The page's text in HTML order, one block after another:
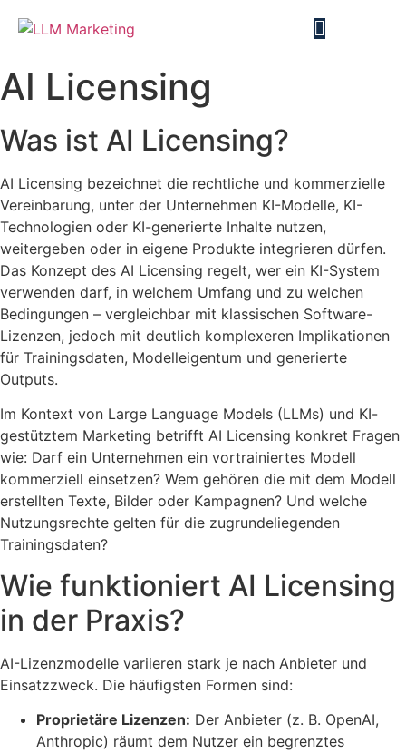
AI Licensing
Was ist AI Licensing?
AI Licensing bezeichnet die rechtliche und kommerzielle
Vereinbarung, unter der Unternehmen KI-Modelle, KI-
Technologien oder KI-generierte Inhalte nutzen,
weitergeben oder in eigene Produkte integrieren dürfen.
Das Konzept des AI Licensing regelt, wer ein KI-System
verwenden darf, in welchem Umfang und zu welchen
Bedingungen – vergleichbar mit klassischen Software-
Lizenzen, jedoch mit deutlich komplexeren Implikationen
für Trainingsdaten, Modelleigentum und generierte
Outputs.
Im Kontext von Large Language Models (LLMs) und KI-
gestütztem Marketing betrifft AI Licensing konkret Fragen
wie: Darf ein Unternehmen ein vortrainiertes Modell
kommerziell einsetzen? Wem gehören die mit dem Modell
erstellten Texte, Bilder oder Kampagnen? Und welche
Nutzungsrechte gelten für die zugrundeliegenden
Trainingsdaten?
Wie funktioniert AI Licensing
in der Praxis?
AI-Lizenzmodelle variieren stark je nach Anbieter und
Einsatzzweck. Die häufigsten Formen sind:
Proprietäre Lizenzen: Der Anbieter (z. B. OpenAI,
Anthropic) räumt dem Nutzer ein begrenztes